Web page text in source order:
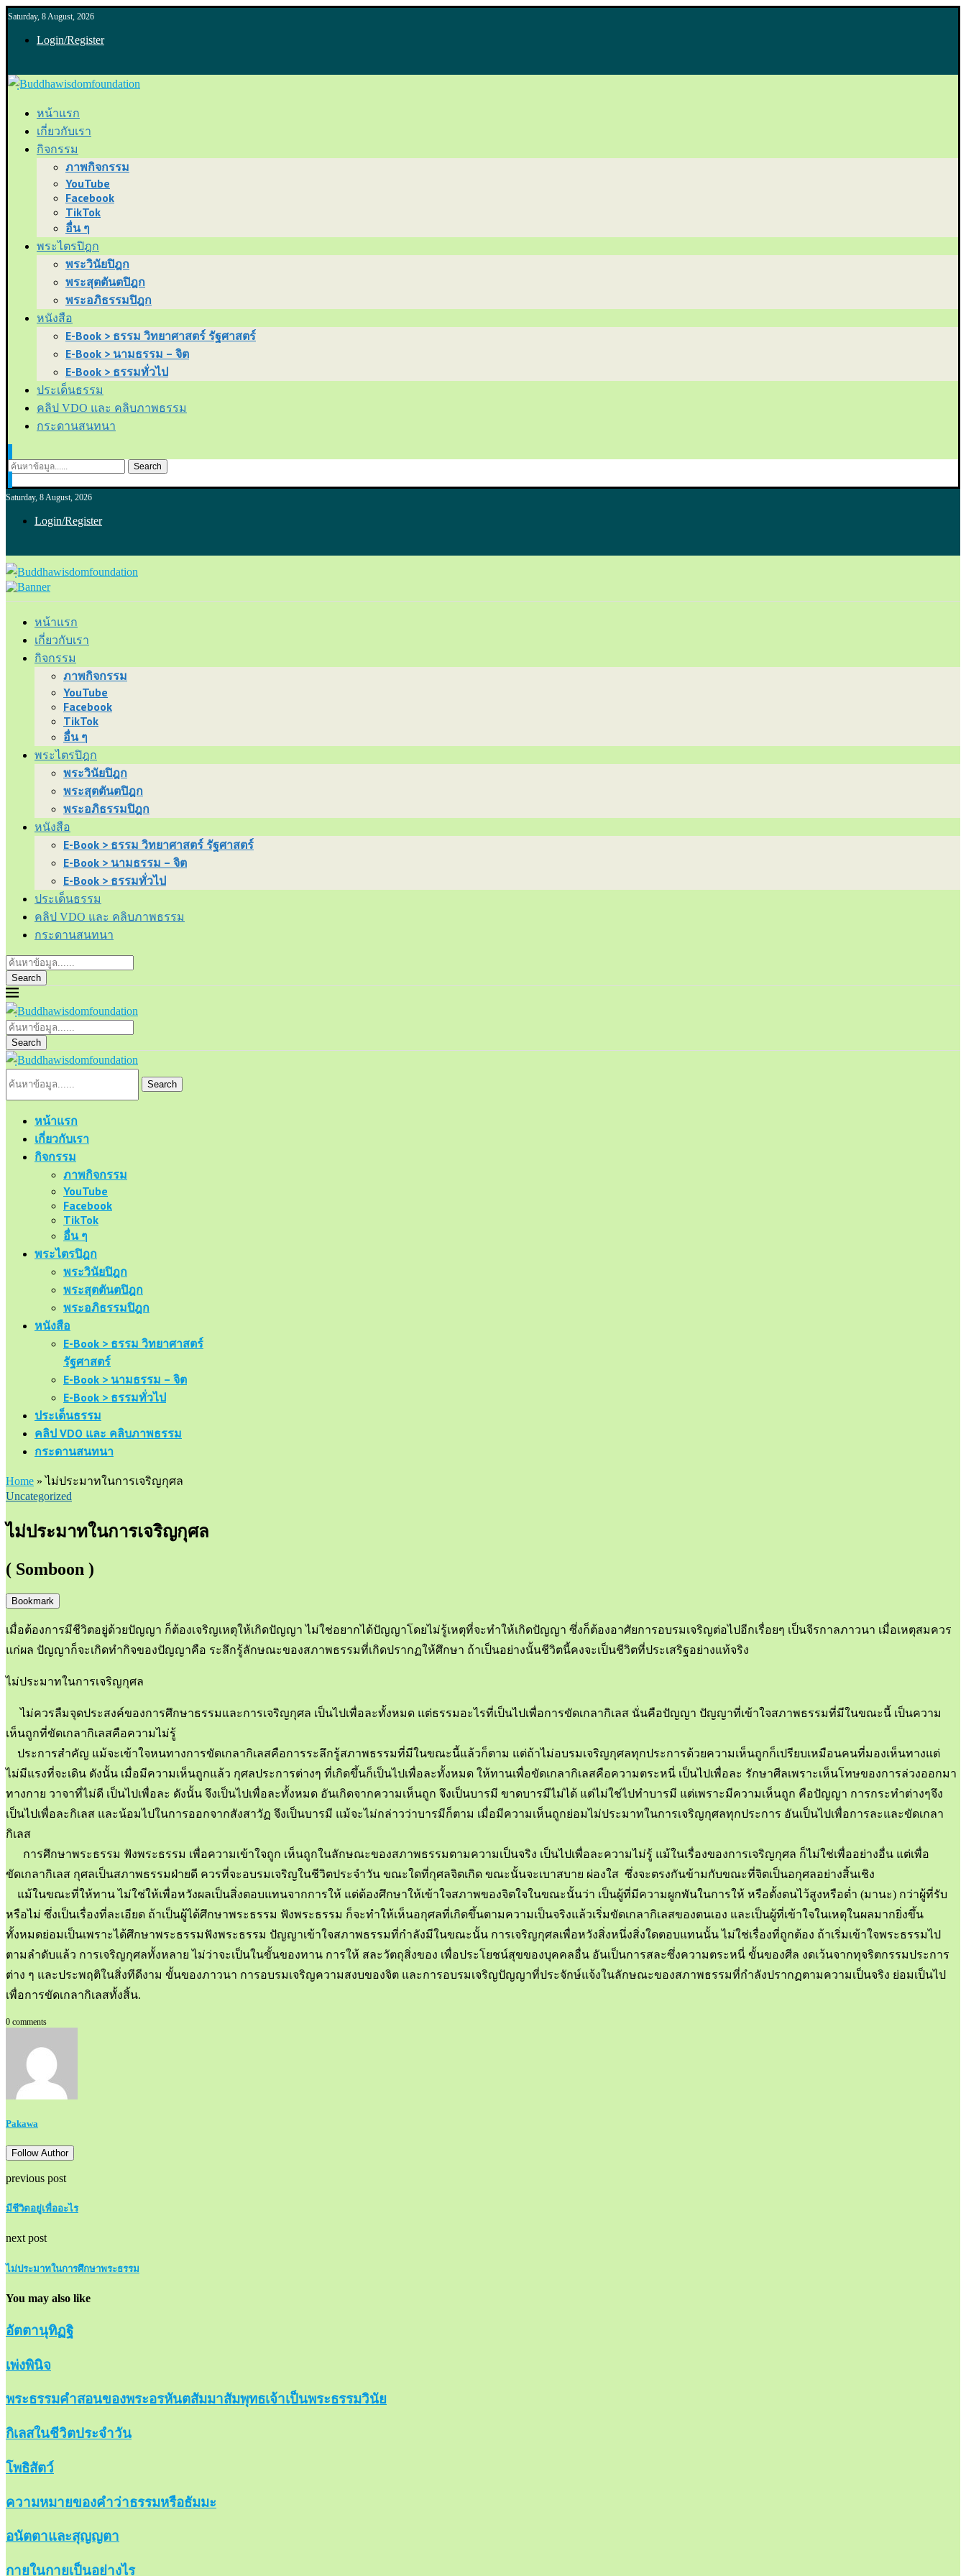
Saturday, 8 August, 2026
Login/Register
หน้าแรก
เกี่ยวกับเรา
กิจกรรม
ภาพกิจกรรม
YouTube
Facebook
TikTok
อื่น ๆ
พระไตรปิฎก
พระวินัยปิฎก
พระสุตตันตปิฎก
พระอภิธรรมปิฎก
หนังสือ
E-Book > ธรรม วิทยาศาสตร์ รัฐศาสตร์
E-Book > นามธรรม – จิต
E-Book > ธรรมทั่วไป
ประเด็นธรรม
คลิป VDO และ คลิบภาพธรรม
กระดานสนทนา
Search
Saturday, 8 August, 2026
Login/Register
หน้าแรก
เกี่ยวกับเรา
กิจกรรม
ภาพกิจกรรม
YouTube
Facebook
TikTok
อื่น ๆ
พระไตรปิฎก
พระวินัยปิฎก
พระสุตตันตปิฎก
พระอภิธรรมปิฎก
หนังสือ
E-Book > ธรรม วิทยาศาสตร์ รัฐศาสตร์
E-Book > นามธรรม – จิต
E-Book > ธรรมทั่วไป
ประเด็นธรรม
คลิป VDO และ คลิบภาพธรรม
กระดานสนทนา
Search
Search
Search
หน้าแรก
เกี่ยวกับเรา
กิจกรรม
ภาพกิจกรรม
YouTube
Facebook
TikTok
อื่น ๆ
พระไตรปิฎก
พระวินัยปิฎก
พระสุตตันตปิฎก
พระอภิธรรมปิฎก
หนังสือ
E-Book > ธรรม วิทยาศาสตร์
รัฐศาสตร์
E-Book > นามธรรม – จิต
E-Book > ธรรมทั่วไป
ประเด็นธรรม
คลิป VDO และ คลิบภาพธรรม
กระดานสนทนา
Home »ไม่ประมาทในการเจริญกุศล
Uncategorized
ไม่ประมาทในการเจริญกุศล
( Somboon )
Bookmark
เมื่อต้องการมีชีวิตอยู่ด้วยปัญญา ก็ต้องเจริญเหตุให้เกิดปัญญา ไม่ใช่อยากได้ปัญญาโดยไม่รู้เหตุที่จะทำให้เกิดปัญญา ซึ่งก็ต้องอาศัยการอบรมเจริญต่อไปอีกเรื่อยๆ เป็นจีรกาลภาวนา เมื่อเหตุสมควร
แก่ผล ปัญญาก็จะเกิดทำกิจของปัญญาคือ ระลึกรู้ลักษณะของสภาพธรรมที่เกิดปรากฏให้ศึกษา ถ้าเป็นอย่างนั้นชีวิตนี้คงจะเป็นชีวิตที่ประเสริฐอย่างแท้จริง
ไม่ประมาทในการเจริญกุศล
ไม่ควรลืมจุดประสงค์ของการศึกษาธรรมและการเจริญกุศล เป็นไปเพื่อละทั้งหมด แต่ธรรมอะไรที่เป็นไปเพื่อการขัดเกลากิเลส นั่นคือปัญญา ปัญญาที่เข้าใจสภาพธรรมที่มีในขณะนี้ เป็นความ
เห็นถูกที่ขัดเกลากิเลสคือความไม่รู้
ประการสำคัญ แม้จะเข้าใจหนทางการขัดเกลากิเลสคือการระลึกรู้สภาพธรรมที่มีในขณะนี้แล้วก็ตาม แต่ถ้าไม่อบรมเจริญกุศลทุกประการด้วยความเห็นถูกก็เปรียบเหมือนคนที่มองเห็นทางแต่
ไม่มีแรงที่จะเดิน ดังนั้น เมื่อมีความเห็นถูกแล้ว กุศลประการต่างๆ ที่เกิดขึ้นก็เป็นไปเพื่อละทั้งหมด ให้ทานเพื่อขัดเกลากิเลสคือความตระหนี่ เป็นไปเพื่อละ รักษาศีลเพราะเห็นโทษของการล่วงออกมา
ทางกาย วาจาที่ไม่ดี เป็นไปเพื่อละ ดังนั้น จึงเป็นไปเพื่อละทั้งหมด อันเกิดจากความเห็นถูก จึงเป็นบารมี ขาดบารมีไม่ได้ แต่ไม่ใช่ไปทำบารมี แต่เพราะมีความเห็นถูก คือปัญญา การกระทำต่างๆจึง
เป็นไปเพื่อละกิเลส และน้อมไปในการออกจากสังสาวัฏ จึงเป็นบารมี แม้จะไม่กล่าวว่าบารมีก็ตาม เมื่อมีความเห็นถูกย่อมไม่ประมาทในการเจริญกุศลทุกประการ อันเป็นไปเพื่อการละและขัดเกลา
กิเลส
การศึกษาพระธรรม ฟังพระธรรม เพื่อความเข้าใจถูก เห็นถูกในลักษณะของสภาพธรรมตามความเป็นจริง เป็นไปเพื่อละความไม่รู้ แม้ในเรื่องของการเจริญกุศล ก็ไม่ใช่เพื่ออย่างอื่น แต่เพื่อ
ขัดเกลากิเลส กุศลเป็นสภาพธรรมฝ่ายดี ควรที่จะอบรมเจริญในชีวิตประจำวัน ขณะใดที่กุศลจิตเกิด ขณะนั้นจะเบาสบาย ผ่องใส ซึ่งจะตรงกันข้ามกับขณะที่จิตเป็นอกุศลอย่างสิ้นเชิง
แม้ในขณะที่ให้ทาน ไม่ใช่ให้เพื่อหวังผลเป็นสิ่งตอบแทนจากการให้ แต่ต้องศึกษาให้เข้าใจสภาพของจิตใจในขณะนั้นว่า เป็นผู้ที่มีความผูกพันในการให้ หรือตั้งตนไว้สูงหรือต่ำ (มานะ) กว่าผู้ที่รับ
หรือไม่ ซึ่งเป็นเรื่องที่ละเอียด ถ้าเป็นผู้ได้ศึกษาพระธรรม ฟังพระธรรม ก็จะทำให้เห็นอกุศลที่เกิดขึ้นตามความเป็นจริงแล้วเริ่มขัดเกลากิเลสของตนเอง และเป็นผู้ที่เข้าใจในเหตุในผลมากยิ่งขึ้น
ทั้งหมดย่อมเป็นเพราะได้ศึกษาพระธรรมฟังพระธรรม ปัญญาเข้าใจสภาพธรรมที่กำลังมีในขณะนั้น การเจริญกุศลเพื่อหวังสิ่งหนึ่งสิ่งใดตอบแทนนั้น ไม่ใช่เรื่องที่ถูกต้อง ถ้าเริ่มเข้าใจพระธรรมไป
ตามลำดับแล้ว การเจริญกุศลทั้งหลาย ไม่ว่าจะเป็นในขั้นของทาน การให้ สละวัตถุสิ่งของ เพื่อประโยชน์สุขของบุคคลอื่น อันเป็นการสละซึ่งความตระหนี่ ขั้นของศีล งดเว้นจากทุจริตกรรมประการ
ต่าง ๆ และประพฤติในสิ่งทีดีงาม ขั้นของภาวนา การอบรมเจริญความสงบของจิต และการอบรมเจริญปัญญาที่ประจักษ์แจ้งในลักษณะของสภาพธรรมที่กำลังปรากฏตามความเป็นจริง ย่อมเป็นไป
เพื่อการขัดเกลากิเลสทั้งสิ้น.
0 comments
Pakawa
Follow Author
previous post
มีชีวิตอยู่เพื่ออะไร
next post
ไม่ประมาทในการศึกษาพระธรรม
You may also like
อัตตานุทิฏฐิ
เพ่งพินิจ
พระธรรมคำสอนของพระอรหันตสัมมาสัมพุทธเจ้าเป็นพระธรรมวินัย
กิเลสในชีวิตประจำวัน
โพธิสัตว์
ความหมายของคำว่าธรรมหรือธัมมะ
อนัตตาและสุญญตา
กายในกายเป็นอย่างไร